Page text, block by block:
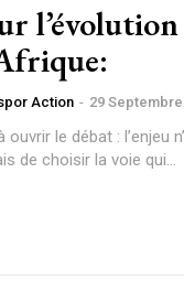
Action - 29
le débat : l’enjeu
de choisir la voie qui...